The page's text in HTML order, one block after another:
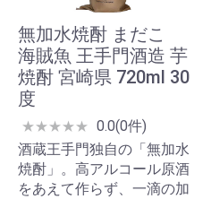
無加水焼酎 まだこ
海賊魚 王手門酒造 芋
焼酎 宮崎県 720ml 30
度
★★★★★ 0.0(0件)
酒蔵王手門独自の「無加水
焼酎」。高アルコール原酒
をあえて作らず、一滴の加